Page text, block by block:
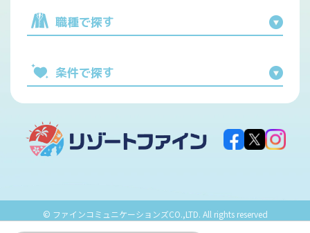
職種で探す
条件で探す
© ファインコミュニケーションズCO.,LTD. All rights reserved